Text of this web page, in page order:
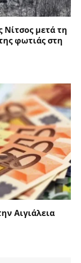
Νίτσος μετά τη
φωτιάς στη
Αιγιάλεια